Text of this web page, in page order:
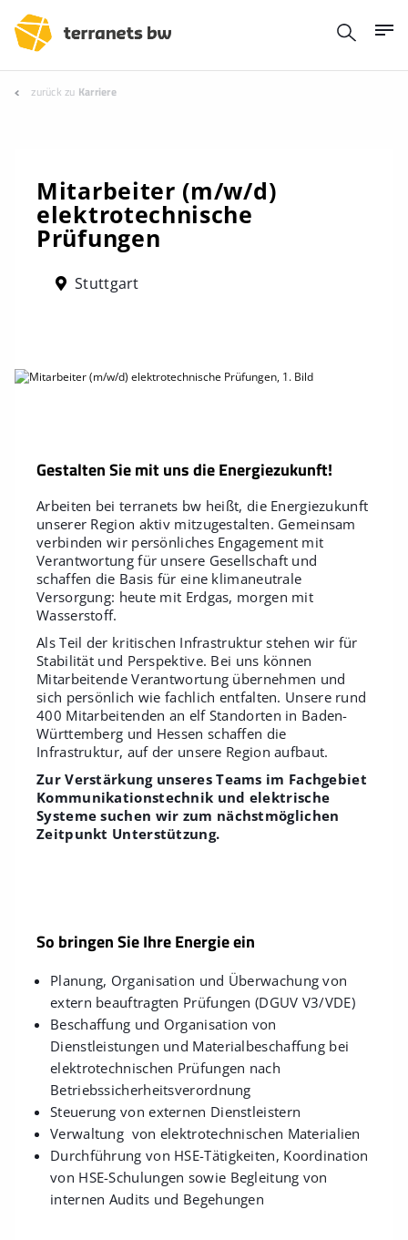
zurück zu Karriere
Mitarbeiter (m/w/d)
elektrotechnische
Prüfungen
Stuttgart
Gestalten Sie mit uns die Energiezukunft!
Arbeiten bei terranets bw heißt, die Energiezukunft
unserer Region aktiv mitzugestalten. Gemeinsam
verbinden wir persönliches Engagement mit
Verantwortung für unsere Gesellschaft und
schaffen die Basis für eine klimaneutrale
Versorgung: heute mit Erdgas, morgen mit
Wasserstoff.
Als Teil der kritischen Infrastruktur stehen wir für
Stabilität und Perspektive. Bei uns können
Mitarbeitende Verantwortung übernehmen und
sich persönlich wie fachlich entfalten. Unsere rund
400 Mitarbeitenden an elf Standorten in Baden-
Württemberg und Hessen schaffen die
Infrastruktur, auf der unsere Region aufbaut.
Zur Verstärkung unseres Teams im Fachgebiet
Kommunikationstechnik und elektrische
Systeme suchen wir zum nächstmöglichen
Zeitpunkt Unterstützung.
So bringen Sie Ihre Energie ein
Planung, Organisation und Überwachung von
extern beauftragten Prüfungen (DGUV V3/VDE)
Beschaffung und Organisation von
Dienstleistungen und Materialbeschaffung bei
elektrotechnischen Prüfungen nach
Betriebssicherheitsverordnung
Steuerung von externen Dienstleistern
Verwaltung von elektrotechnischen Materialien
Durchführung von HSE-Tätigkeiten, Koordination
von HSE-Schulungen sowie Begleitung von
internen Audits und Begehungen